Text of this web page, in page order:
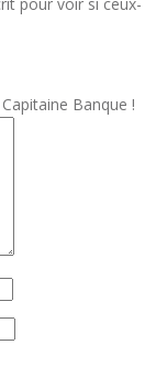
Banque !